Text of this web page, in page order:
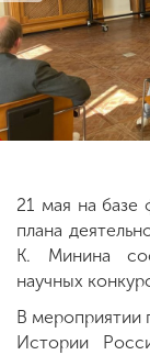
ENG
+7 (831)
21 мая на базе
плана
К. Минина
научных
В мероприятии
Истории